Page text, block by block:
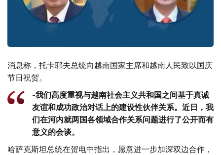
消息称，托卡耶夫总统向越南国家主席和越南人民致以国庆
节日祝贺。
-我们高度重视与越南社会主义共和国之间基于真诚
友谊和成功政治对话上的建设性伙伴关系。近日，我
们在河内就两国各领域合作关系问题进行了公开而有
意义的会谈。
哈萨克斯坦总统在贺电中指出，愿意进一步加深双边合作，